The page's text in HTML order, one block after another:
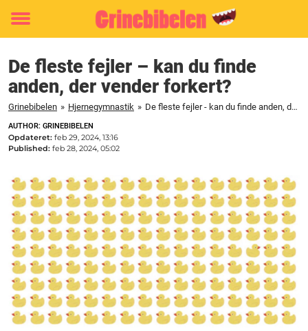
Toggle
De fleste fejler – kan du finde
anden, der vender forkert?
Grinebibelen » Hjernegymnastik » De fleste fejler - kan du finde anden, der vender forkert?
AUTHOR: GRINEBIBELEN
Opdateret: feb 29, 2024, 13:16
Published: feb 28, 2024, 05:02